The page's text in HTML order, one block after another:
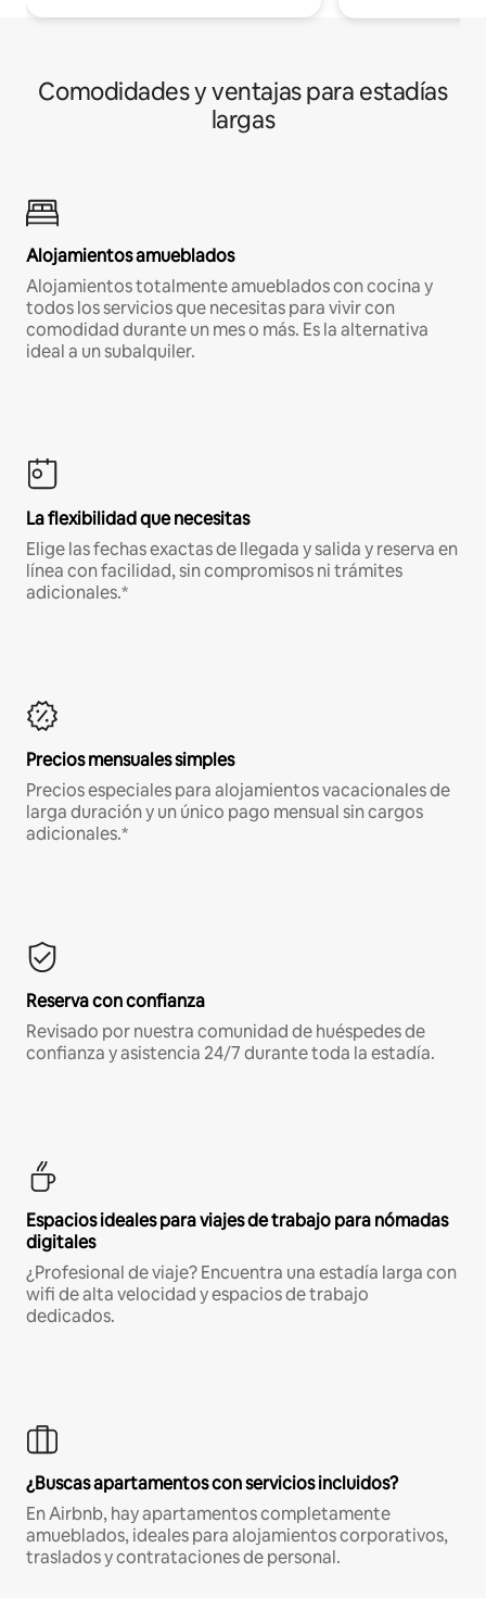
Comodidades y ventajas para estadías
largas
Alojamientos amueblados
Alojamientos totalmente amueblados con cocina y
todos los servicios que necesitas para vivir con
comodidad durante un mes o más. Es la alternativa
ideal a un subalquiler.
La flexibilidad que necesitas
Elige las fechas exactas de llegada y salida y reserva en
línea con facilidad, sin compromisos ni trámites
adicionales.*
Precios mensuales simples
Precios especiales para alojamientos vacacionales de
larga duración y un único pago mensual sin cargos
adicionales.*
Reserva con confianza
Revisado por nuestra comunidad de huéspedes de
confianza y asistencia 24/7 durante toda la estadía.
Espacios ideales para viajes de trabajo para nómadas
digitales
¿Profesional de viaje? Encuentra una estadía larga con
wifi de alta velocidad y espacios de trabajo
dedicados.
¿Buscas apartamentos con servicios incluidos?
En Airbnb, hay apartamentos completamente
amueblados, ideales para alojamientos corporativos,
traslados y contrataciones de personal.